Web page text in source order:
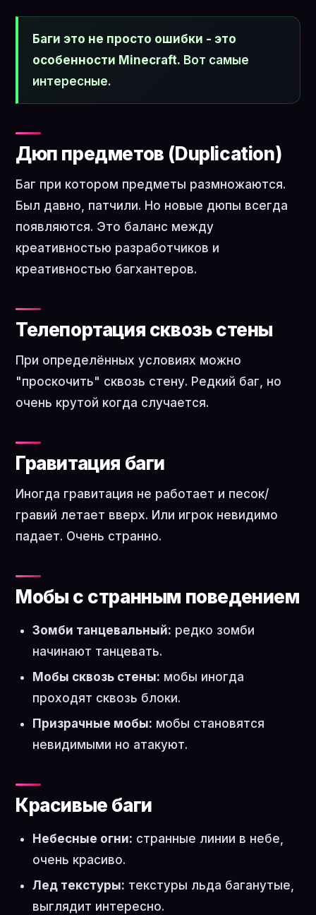
Баги это не просто ошибки - это
особенности Minecraft. Вот самые
интересные.
Дюп предметов (Duplication)
Баг при котором предметы размножаются.
Был давно, патчили. Но новые дюпы всегда
появляются. Это баланс между
креативностью разработчиков и
креативностью багхантеров.
Телепортация сквозь стены
При определённых условиях можно
"проскочить" сквозь стену. Редкий баг, но
очень крутой когда случается.
Гравитация баги
Иногда гравитация не работает и песок/
гравий летает вверх. Или игрок невидимо
падает. Очень странно.
Мобы с странным поведением
Зомби танцевальный: редко зомби
начинают танцевать.
Мобы сквозь стены: мобы иногда
проходят сквозь блоки.
Призрачные мобы: мобы становятся
невидимыми но атакуют.
Красивые баги
Небесные огни: странные линии в небе,
очень красиво.
Лед текстуры: текстуры льда баганутые,
выглядит интересно.